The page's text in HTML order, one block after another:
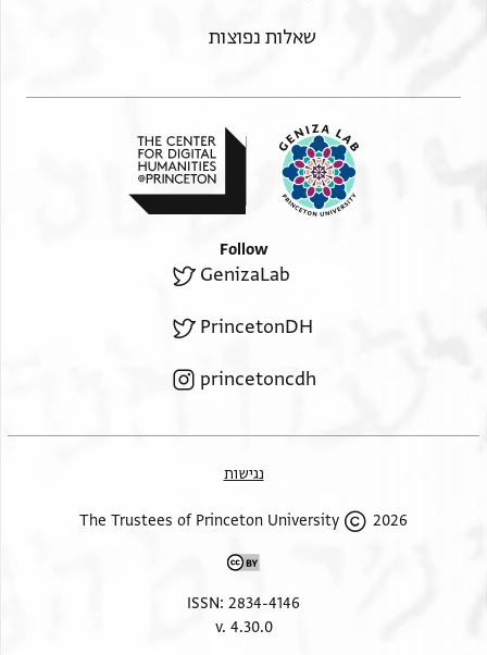
שאלות נפוצות
Follow
GenizaLab
PrincetonDH
princetoncdh
נגישות
2026 The Trustees of Princeton University
ISSN: 2834-4146
v. 4.30.0